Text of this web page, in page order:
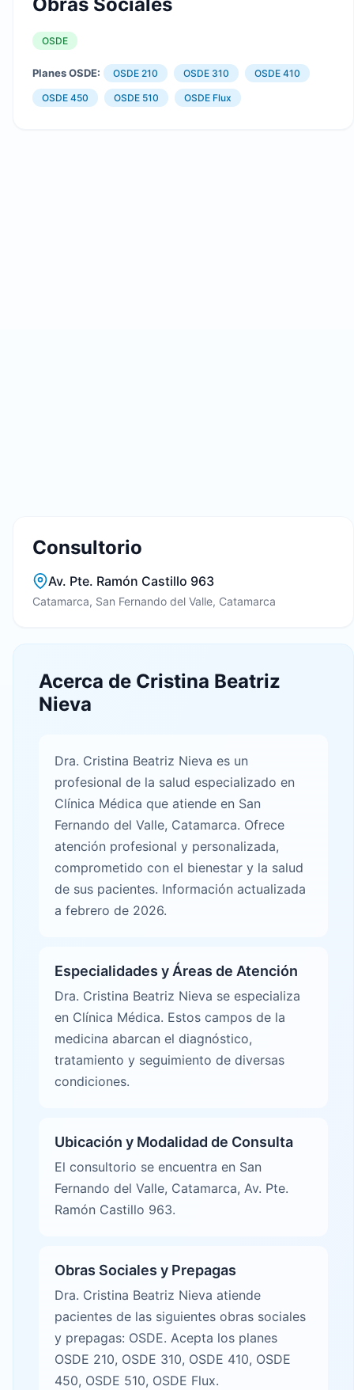
OSDE
Planes OSDE: OSDE 210 OSDE 310 OSDE 410
OSDE 450 OSDE 510 OSDE Flux
Consultorio
Av. Pte. Ramón Castillo 963
Catamarca, San Fernando del Valle, Catamarca
Acerca de Cristina Beatriz
Nieva
Dra. Cristina Beatriz Nieva es un
profesional de la salud especializado en
Clínica Médica que atiende en San
Fernando del Valle, Catamarca. Ofrece
atención profesional y personalizada,
comprometido con el bienestar y la salud
de sus pacientes. Información actualizada
a febrero de 2026.
Especialidades y Áreas de Atención
Dra. Cristina Beatriz Nieva se especializa
en Clínica Médica. Estos campos de la
medicina abarcan el diagnóstico,
tratamiento y seguimiento de diversas
condiciones.
Ubicación y Modalidad de Consulta
El consultorio se encuentra en San
Fernando del Valle, Catamarca, Av. Pte.
Ramón Castillo 963.
Obras Sociales y Prepagas
Dra. Cristina Beatriz Nieva atiende
pacientes de las siguientes obras sociales
y prepagas: OSDE. Acepta los planes
OSDE 210, OSDE 310, OSDE 410, OSDE
450, OSDE 510, OSDE Flux.